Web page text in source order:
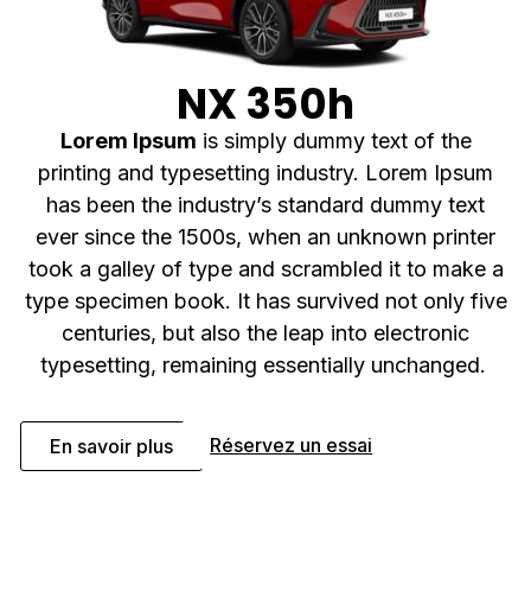
NX 350h
Lorem Ipsum is simply dummy text of the
printing and typesetting industry. Lorem Ipsum
has been the industry’s standard dummy text
ever since the 1500s, when an unknown printer
took a galley of type and scrambled it to make a
type specimen book. It has survived not only five
centuries, but also the leap into electronic
typesetting, remaining essentially unchanged.
En savoir plus Réservez un essai